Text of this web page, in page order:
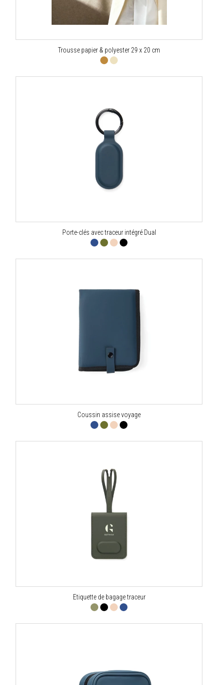
Trousse papier & polyester 29 x 20 cm
Porte-clés avec traceur intégré Dual
Coussin assise voyage
Etiquette de bagage traceur